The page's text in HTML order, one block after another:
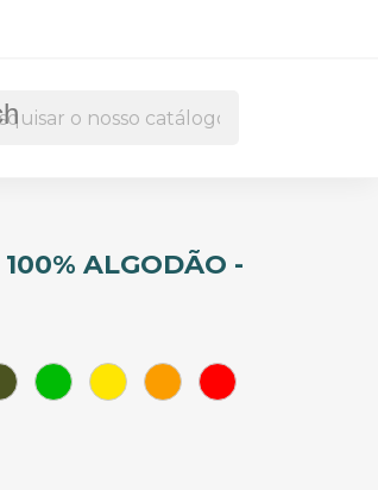
ALGODÃO -
Verde
Militar
Verde AmareloLaranjaVermelho